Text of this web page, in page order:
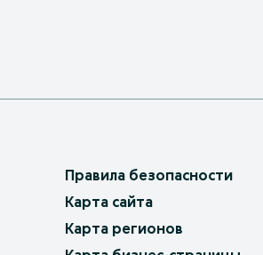
Правила безопасности
Карта сайта
Карта регионов